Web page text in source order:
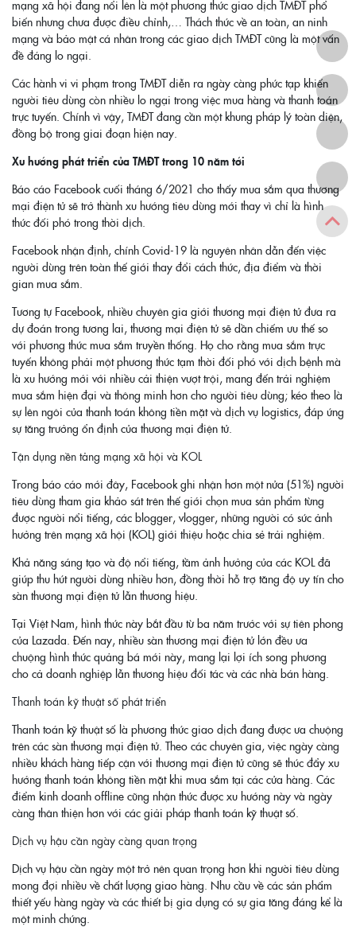
mạng xã hội đang nổi lên là một phương thức giao dịch TMĐT phổ
biến nhưng chưa được điều chỉnh,… Thách thức về an toàn, an ninh
mạng và bảo mật cá nhân trong các giao dịch TMĐT cũng là một vấn
đề đáng lo ngại.
Các hành vi vi phạm trong TMĐT diễn ra ngày càng phức tạp khiến
người tiêu dùng còn nhiều lo ngại trong việc mua hàng và thanh toán
trực tuyến. Chính vì vậy, TMĐT đang cần một khung pháp lý toàn diện,
đồng bộ trong giai đoạn hiện nay.
Xu hướng phát triển của TMĐT trong 10 năm tới
Báo cáo Facebook cuối tháng 6/2021 cho thấy mua sắm qua thương
mại điện tử sẽ trở thành xu hướng tiêu dùng mới thay vì chỉ là hình
thức đối phó trong thời dịch.
Facebook nhận định, chính Covid-19 là nguyên nhân dẫn đến việc
người dùng trên toàn thế giới thay đổi cách thức, địa điểm và thời
gian mua sắm.
Tương tự Facebook, nhiều chuyên gia giới thương mại điện tử đưa ra
dự đoán trong tương lai, thương mại điện tử sẽ dần chiếm ưu thế so
với phương thức mua sắm truyền thống. Họ cho rằng mua sắm trực
tuyến không phải một phương thức tạm thời đối phó với dịch bệnh mà
là xu hướng mới với nhiều cải thiện vượt trội, mang đến trải nghiệm
mua sắm hiện đại và thông minh hơn cho người tiêu dùng; kéo theo là
sự lên ngôi của thanh toán không tiền mặt và dịch vụ logistics, đáp ứng
sự tăng trưởng ổn định của thương mại điện tử.
Tận dụng nền tảng mạng xã hội và KOL
Trong báo cáo mới đây, Facebook ghi nhận hơn một nửa (51%) người
tiêu dùng tham gia khảo sát trên thế giới chọn mua sản phẩm từng
được người nổi tiếng, các blogger, vlogger, những người có sức ảnh
hưởng trên mạng xã hội (KOL) giới thiệu hoặc chia sẻ trải nghiệm.
Khả năng sáng tạo và độ nổi tiếng, tầm ảnh hưởng của các KOL đã
giúp thu hút người dùng nhiều hơn, đồng thời hỗ trợ tăng độ uy tín cho
sàn thương mại điện tử lẫn thương hiệu.
Tại Việt Nam, hình thức này bắt đầu từ ba năm trước với sự tiên phong
của Lazada. Đến nay, nhiều sàn thương mại điện tử lớn đều ưa
chuộng hình thức quảng bá mới này, mang lại lợi ích song phương
cho cả doanh nghiệp lẫn thương hiệu đối tác và các nhà bán hàng.
Thanh toán kỹ thuật số phát triển
Thanh toán kỹ thuật số là phương thức giao dịch đang được ưa chuộng
trên các sàn thương mại điện tử. Theo các chuyên gia, việc ngày càng
nhiều khách hàng tiếp cận với thương mại điện tử cũng sẽ thúc đẩy xu
hướng thanh toán không tiền mặt khi mua sắm tại các cửa hàng. Các
điểm kinh doanh offline cũng nhận thức được xu hướng này và ngày
càng thân thiện hơn với các giải pháp thanh toán kỹ thuật số.
Dịch vụ hậu cần ngày càng quan trọng
Dịch vụ hậu cần ngày một trở nên quan trọng hơn khi người tiêu dùng
mong đợi nhiều về chất lượng giao hàng. Nhu cầu về các sản phẩm
thiết yếu hàng ngày và các thiết bị gia dụng có sự gia tăng đáng kể là
một minh chứng.